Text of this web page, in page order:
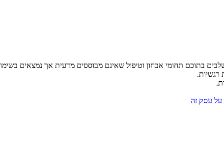
בתוכם תחומי אבחון וטיפול שאינם מבוססים מדעית אך נמצאים
רגשיות.
על עסק זה